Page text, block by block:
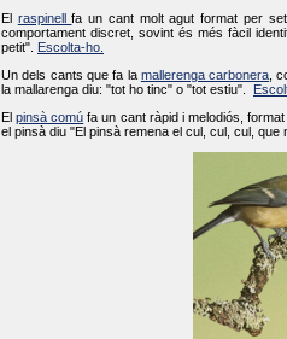
El raspinellfa un cant molt agut format per
comportament discret, sovint és més fàcil
petit".
Escolta-ho.
Un dels cants que fa la mallerenga carbonera ,
la mallarenga diu: "tot ho tinc" o "tot estiu".
Elpinsà comú fa un cant ràpid i melodiós,
el pinsà diu "El pinsà remena el cul, cul, cul,